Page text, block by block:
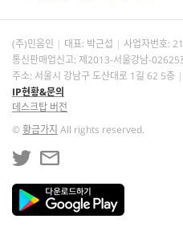
(주)민음인 대표: 박근섭 사업자번호:
통신판매업신고: 제2013-서울강남-02625
주소: 서울시 강남구 도산대로 1길 62 5층
IP현황&문의
데스크탑 버전
©황금가지 All rights reserved.